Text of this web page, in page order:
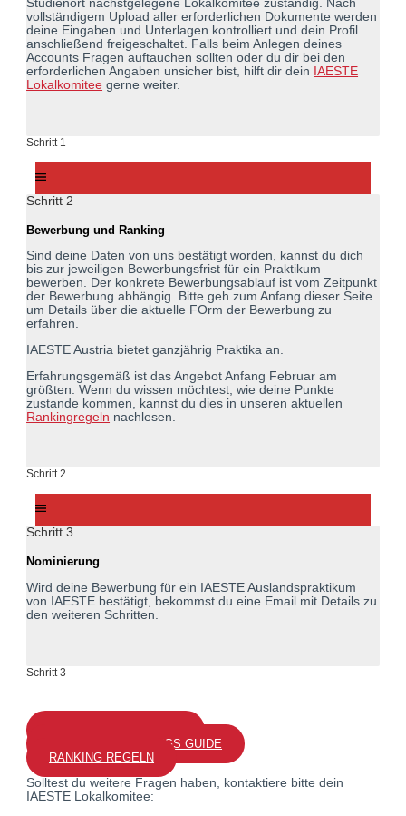
Studienort nächstgelegene Lokalkomitee zuständig. Nach
vollständigem Upload aller erforderlichen Dokumente werden
deine Eingaben und Unterlagen kontrolliert und dein Profil
anschließend freigeschaltet. Falls beim Anlegen deines
Accounts Fragen auftauchen sollten oder du dir bei den
erforderlichen Angaben unsicher bist, hilft dir dein IAESTE
Lokalkomitee gerne weiter.
Schritt 1
Schritt 2
Bewerbung und Ranking
Sind deine Daten von uns bestätigt worden, kannst du dich
bis zur jeweiligen Bewerbungsfrist für ein Praktikum
bewerben. Der konkrete Bewerbungsablauf ist vom Zeitpunkt
der Bewerbung abhängig. Bitte geh zum Anfang dieser Seite
um Details über die aktuelle FOrm der Bewerbung zu
erfahren.
IAESTE Austria bietet ganzjährig Praktika an.
Erfahrungsgemäß ist das Angebot Anfang Februar am
größten. Wenn du wissen möchtest, wie deine Punkte
zustande kommen, kannst du dies in unseren aktuellen
Rankingregeln nachlesen.
Schritt 2
Schritt 3
Nominierung
Wird deine Bewerbung für ein IAESTE Auslandspraktikum
von IAESTE bestätigt, bekommst du eine Email mit Details zu
den weiteren Schritten.
Schritt 3
PROFIL-ERSTELLUNGS GUIDE
RANKING REGELN
Solltest du weitere Fragen haben, kontaktiere bitte dein
IAESTE Lokalkomitee: